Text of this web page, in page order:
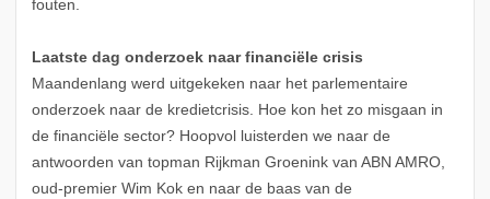
fouten.
Laatste dag onderzoek naar financiële crisis
Maandenlang werd uitgekeken naar het parlementaire
onderzoek naar de kredietcrisis. Hoe kon het zo misgaan in
de financiële sector? Hoopvol luisterden we naar de
antwoorden van topman Rijkman Groenink van ABN AMRO,
oud-premier Wim Kok en naar de baas van de